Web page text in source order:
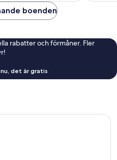
boenden
rabatter och förmåner. Fler
det är gratis